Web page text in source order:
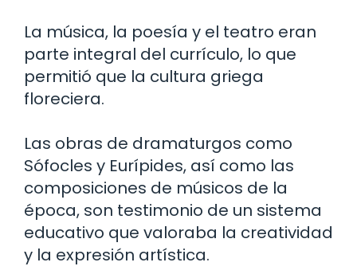
La música, la poesía y el teatro eran
parte integral del currículo, lo que
permitió que la cultura griega
floreciera.
Las obras de dramaturgos como
Sófocles y Eurípides, así como las
composiciones de músicos de la
época, son testimonio de un sistema
educativo que valoraba la creatividad
y la expresión artística.